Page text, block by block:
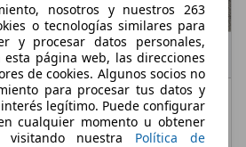
S Tekna Sport
nosotros y nuestros 263
o tecnologías similares para
y procesar datos personales,
página web, las direcciones
de cookies. Algunos socios no
para procesar tus datos y
legítimo. Puede configurar
cualquier momento u obtener
visitando nuestra Política de